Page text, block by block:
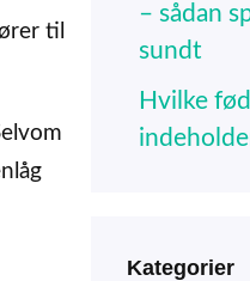
til
– sådan
sundt
Hvilke
Kategorier